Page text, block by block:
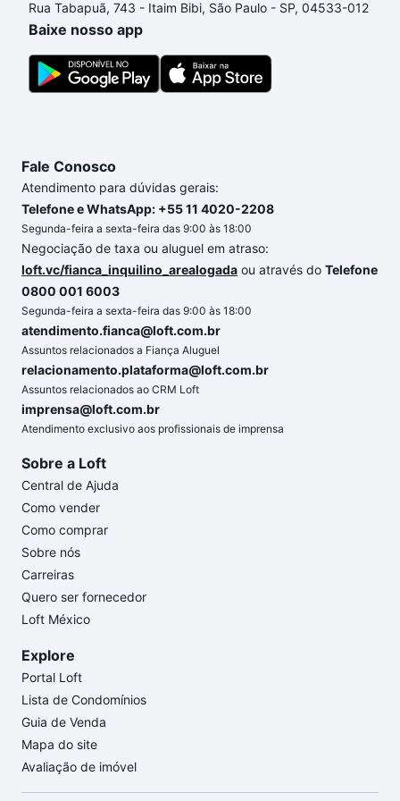
processo de compra, veja em nosso portal quanto
custa comprar um apartamento
gente para comprar o imóvel dos seus sonhos com
segurança e conforto. Loft, com você até as
Rua Tabapuã, 743 - Itaim Bibi, São Paulo - SP, 04533-012
Baixe nosso app
Fale Conosco
Atendimento para dúvidas gerais:
Telefone e WhatsApp: +55 11 4020-2208
Segunda-feira a sexta-feira das 9:00 às 18:00
Negociação de taxa ou aluguel em atraso:
loft.vc/fianca_inquilino_arealogada ou através do Telefone
0800 001 6003
Segunda-feira a sexta-feira das 9:00 às 18:00
atendimento.fianca@loft.com.br
Assuntos relacionados a Fiança Aluguel
relacionamento.plataforma@loft.com.br
Assuntos relacionados ao CRM Loft
imprensa@loft.com.br
Atendimento exclusivo aos profissionais de imprensa
Sobre a Loft
Central de Ajuda
Como vender
Como comprar
Sobre nós
Carreiras
Quero ser fornecedor
Loft México
Explore
Portal Loft
Lista de Condomínios
Guia de Venda
Mapa do site
Avaliação de imóvel